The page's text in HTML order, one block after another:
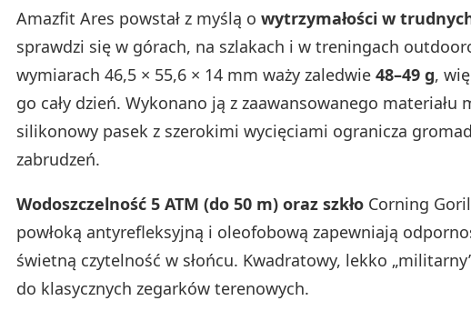
Amazfit Ares powstał z myślą o wytrzymałości w
sprawdzi się w górach, na szlakach i w treningach
wymiarach 46,5 × 55,6 × 14 mm waży zaledwie 48–49 g,
go cały dzień. Wykonano ją z zaawansowanego materiału
silikonowy pasek z szerokimi wycięciami ogranicza
zabrudzeń.
Wodoszczelność 5 ATM (do 50 m) oraz szkło Corning
powłoką antyrefleksyjną i oleofobową zapewniają
świetną czytelność w słońcu. Kwadratowy, lekko
do klasycznych zegarków terenowych.